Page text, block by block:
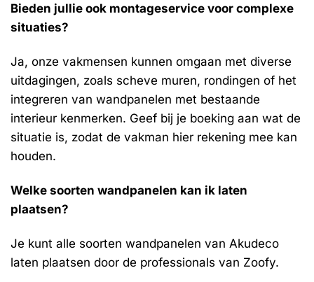
Bieden jullie ook montageservice voor complexe
situaties?
Ja, onze vakmensen kunnen omgaan met diverse
uitdagingen, zoals scheve muren, rondingen of het
integreren van wandpanelen met bestaande
interieur kenmerken. Geef bij je boeking aan wat de
situatie is, zodat de vakman hier rekening mee kan
houden.
Welke soorten wandpanelen kan ik laten
plaatsen?
Je kunt alle soorten wandpanelen van Akudeco
laten plaatsen door de professionals van Zoofy.